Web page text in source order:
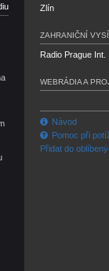
Zlín
ZAHRANIČNÍ
Radio Prague Int.
WEBRÁDIA A
Návod
Pomoc při
Přidat do